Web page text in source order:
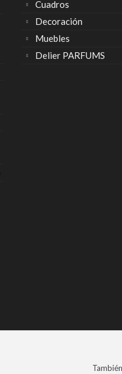
Cuadros
Decoración
Muebles
Delier PARFUMS